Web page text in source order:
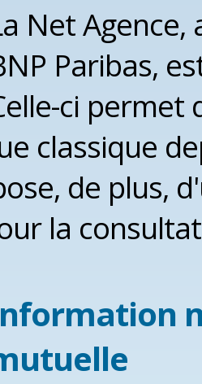
Net Agence,
Paribas,
ci permet
classique
de plus,
la